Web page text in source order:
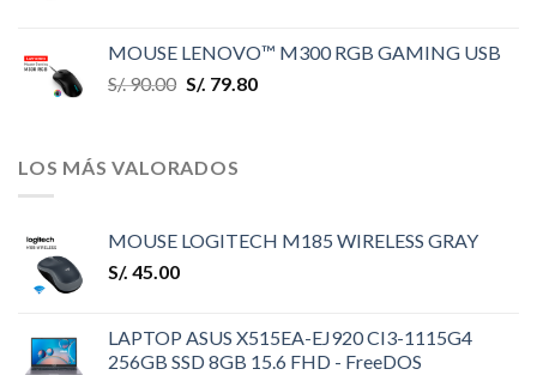
MOUSE LENOVO™ M300 RGB GAMING USB
S/.90.00 S/. 79.80
LOS MÁS VALORADOS
MOUSE LOGITECH M185 WIRELESS GRAY
S/. 45.00
LAPTOP ASUS X515EA-EJ920 CI3-1115G4
256GB SSD 8GB 15.6 FHD - FreeDOS